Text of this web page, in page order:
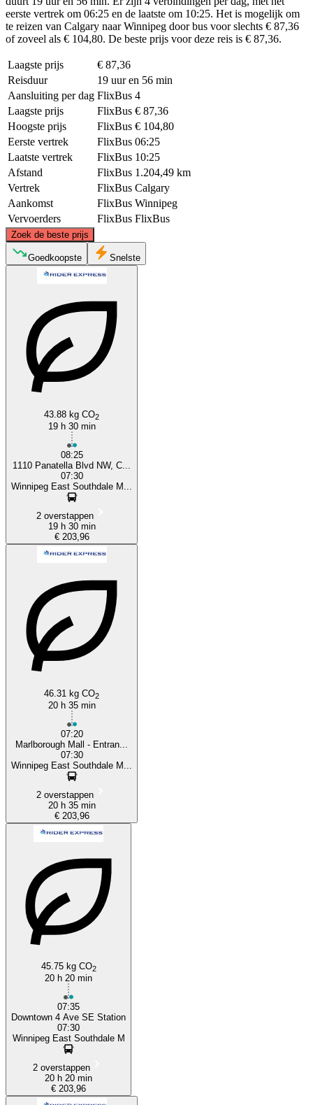
eerste vertrek om 06:25 en de laatste om 10:25. Het is mogelijk om
te reizen van Calgary naar Winnipeg door bus voor slechts € 87,36
of zoveel als € 104,80. De beste prijs voor deze reis is € 87,36.
Laagste prijs
€ 87,36
Reisduur
19 uur en 56 min
Aansluiting per dag FlixBus 4
Laagste prijs
FlixBus € 87,36
Hoogste prijs
FlixBus € 104,80
Eerste vertrek
FlixBus 06:25
Laatste vertrek
FlixBus 10:25
Afstand
FlixBus 1.204,49 km
Vertrek
FlixBus Calgary
Aankomst
FlixBus Winnipeg
Vervoerders
FlixBus FlixBus
Zoek de beste prijs
Calgary
©CARTO
Goedkoopste Snelste
43.88 kg CO2
19 h 30 min
08:25
1110 Panatella Blvd NW, C...
07:30
Winnipeg East Southdale M...
2 overstappen
19 h 30 min
€ 203,96
46.31 kg CO2
20 h 35 min
07:20
Marlborough Mall - Entran...
07:30
Winnipeg East Southdale M...
2 overstappen
20 h 35 min
€ 203,96
45.75 kg CO2
20 h 20 min
07:35
Downtown 4 Ave SE Station
07:30
Winnipeg East Southdale M
2 overstappen
20 h 20 min
€ 203,96